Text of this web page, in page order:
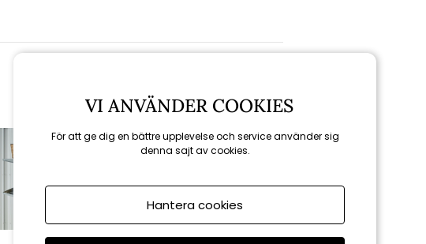
VI ANVÄNDER COOKIES
För att ge dig en bättre upplevelse och service använder sig
denna sajt av cookies.
Hantera cookies